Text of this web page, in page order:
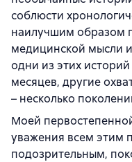
соблюсти
наилучшим образом
медицинской мысли
одни из этих историй
месяцев, другие
– несколько
Моей
уважения всем этим
подозрительным,